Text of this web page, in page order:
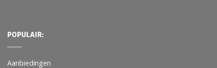
POPULAIR:
Aanbiedingen